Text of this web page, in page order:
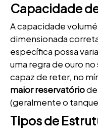
Capacidade
A capacidade
dimensionada
específica possa
uma regra de ouro
capaz de reter, no
maior reservatório
(geralmente o
Tipos de